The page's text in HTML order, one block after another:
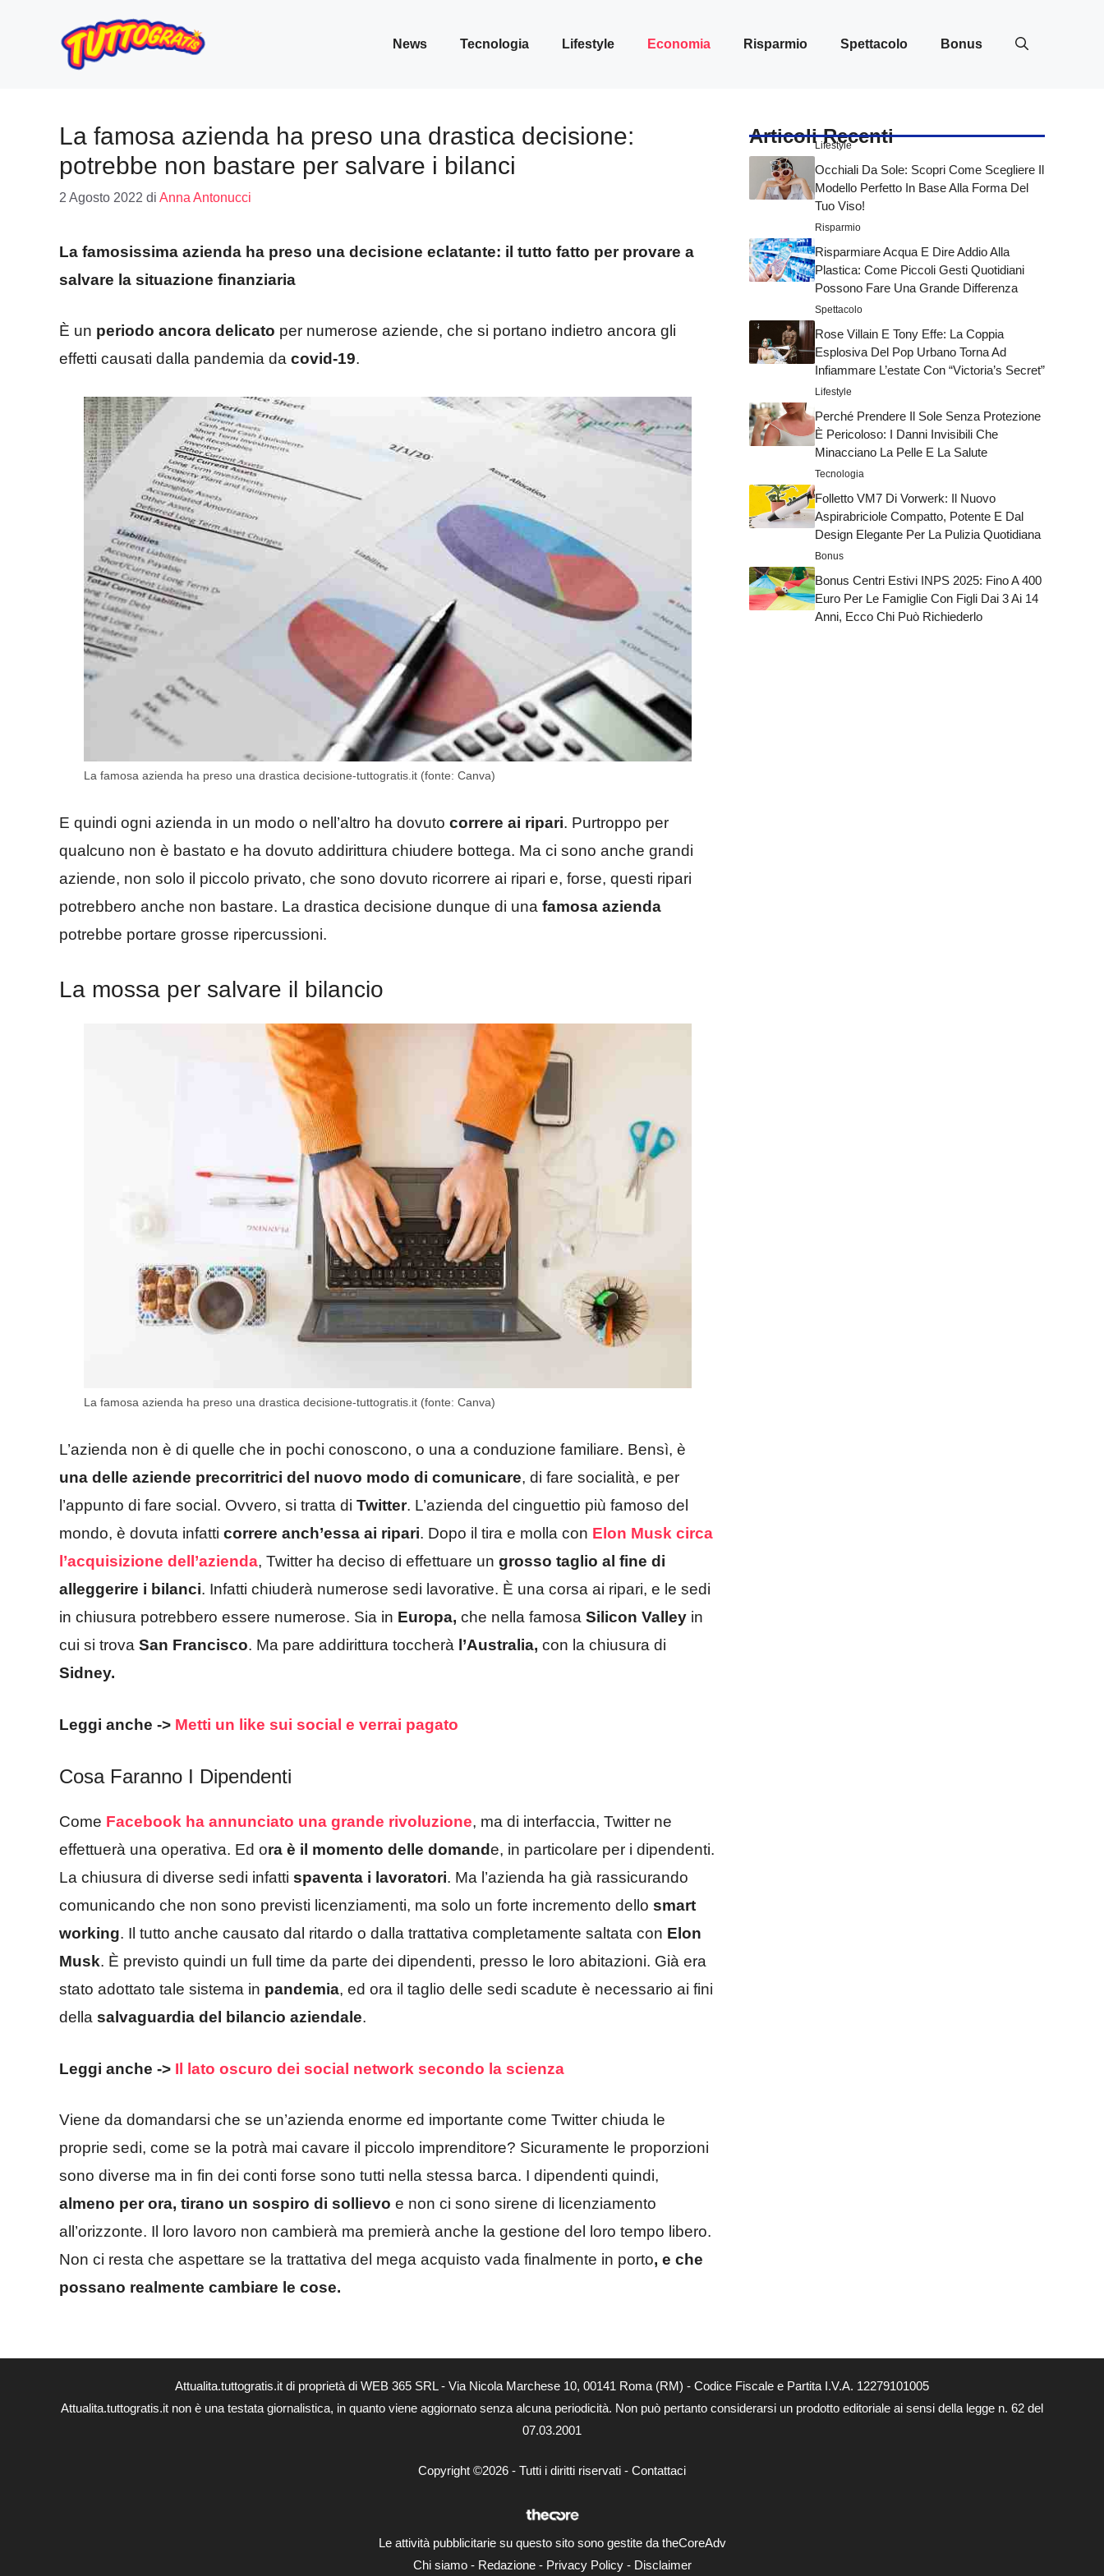
contenuto
News Tecnologia Lifestyle Economia Risparmio Spettacolo Bonus
La famosa azienda ha preso una drastica decisione:
potrebbe non bastare per salvare i bilanci
2 Agosto 2022 di Anna Antonucci
La famosissima azienda ha preso una decisione eclatante: il tutto fatto per provare a
salvare la situazione finanziaria
È un periodo ancora delicato per numerose aziende, che si portano indietro ancora gli
effetti causati dalla pandemia da covid-19.
La famosa azienda ha preso una drastica decisione-tuttogratis.it (fonte: Canva)
E quindi ogni azienda in un modo o nell’altro ha dovuto correre ai ripari. Purtroppo per
qualcuno non è bastato e ha dovuto addirittura chiudere bottega. Ma ci sono anche grandi
aziende, non solo il piccolo privato, che sono dovuto ricorrere ai ripari e, forse, questi ripari
potrebbero anche non bastare. La drastica decisione dunque di una famosa azienda
potrebbe portare grosse ripercussioni.
La mossa per salvare il bilancio
La famosa azienda ha preso una drastica decisione-tuttogratis.it (fonte: Canva)
L’azienda non è di quelle che in pochi conoscono, o una a conduzione familiare. Bensì, è
una delle aziende precorritrici del nuovo modo di comunicare, di fare socialità, e per
l’appunto di fare social. Ovvero, si tratta di Twitter. L’azienda del cinguettio più famoso del
mondo, è dovuta infatti correre anch’essa ai ripari. Dopo il tira e molla con Elon Musk circa
l’acquisizione dell’azienda, Twitter ha deciso di effettuare un grosso taglio al fine di
alleggerire i bilanci. Infatti chiuderà numerose sedi lavorative. È una corsa ai ripari, e le sedi
in chiusura potrebbero essere numerose. Sia in Europa, che nella famosa Silicon Valley in
cui si trova San Francisco. Ma pare addirittura toccherà l’Australia, con la chiusura di
Sidney.
Leggi anche -> Metti un like sui social e verrai pagato
Cosa Faranno I Dipendenti
Come Facebook ha annunciato una grande rivoluzione, ma di interfaccia, Twitter ne
effettuerà una operativa. Ed ora è il momento delle domande, in particolare per i dipendenti.
La chiusura di diverse sedi infatti spaventa i lavoratori. Ma l’azienda ha già rassicurando
comunicando che non sono previsti licenziamenti, ma solo un forte incremento dello smart
working. Il tutto anche causato dal ritardo o dalla trattativa completamente saltata con Elon
Musk. È previsto quindi un full time da parte dei dipendenti, presso le loro abitazioni. Già era
stato adottato tale sistema in pandemia, ed ora il taglio delle sedi scadute è necessario ai fini
della salvaguardia del bilancio aziendale.
Leggi anche -> Il lato oscuro dei social network secondo la scienza
Viene da domandarsi che se un’azienda enorme ed importante come Twitter chiuda le
proprie sedi, come se la potrà mai cavare il piccolo imprenditore? Sicuramente le proporzioni
sono diverse ma in fin dei conti forse sono tutti nella stessa barca. I dipendenti quindi,
almeno per ora, tirano un sospiro di sollievo e non ci sono sirene di licenziamento
all’orizzonte. Il loro lavoro non cambierà ma premierà anche la gestione del loro tempo libero.
Non ci resta che aspettare se la trattativa del mega acquisto vada finalmente in porto, e che
possano realmente cambiare le cose.
Articoli Recenti
Lifestyle
Occhiali Da Sole: Scopri Come Scegliere Il
Modello Perfetto In Base Alla Forma Del
Tuo Viso!
Risparmio
Risparmiare Acqua E Dire Addio Alla
Plastica: Come Piccoli Gesti Quotidiani
Possono Fare Una Grande Differenza
Spettacolo
Rose Villain E Tony Effe: La Coppia
Esplosiva Del Pop Urbano Torna Ad
Infiammare L’estate Con “Victoria’s Secret”
Lifestyle
Perché Prendere Il Sole Senza Protezione
È Pericoloso: I Danni Invisibili Che
Minacciano La Pelle E La Salute
Tecnologia
Folletto VM7 Di Vorwerk: Il Nuovo
Aspirabriciole Compatto, Potente E Dal
Design Elegante Per La Pulizia Quotidiana
Bonus
Bonus Centri Estivi INPS 2025: Fino A 400
Euro Per Le Famiglie Con Figli Dai 3 Ai 14
Anni, Ecco Chi Può Richiederlo
Attualita.tuttogratis.it di proprietà di WEB 365 SRL - Via Nicola Marchese 10, 00141 Roma (RM) - Codice Fiscale e Partita I.V.A. 12279101005
Attualita.tuttogratis.it non è una testata giornalistica, in quanto viene aggiornato senza alcuna periodicità. Non può pertanto considerarsi un prodotto editoriale ai sensi della legge n. 62 del
07.03.2001
Copyright ©2026 - Tutti i diritti riservati - Contattaci
Le attività pubblicitarie su questo sito sono gestite da theCoreAdv
Chi siamo- Redazione- Privacy Policy- Disclaimer